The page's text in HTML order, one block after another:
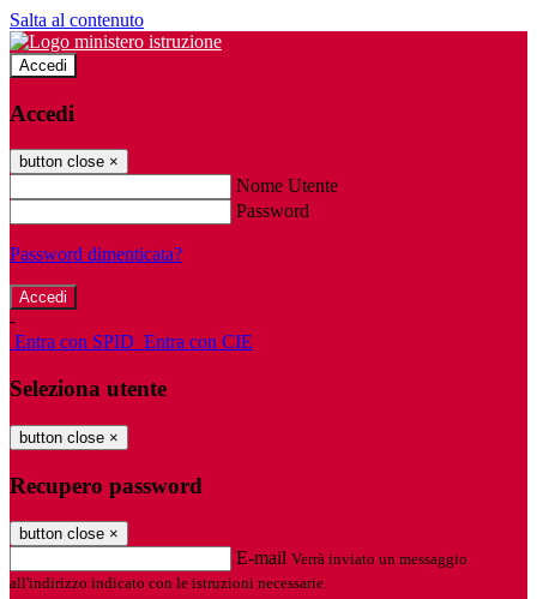
Salta al contenuto
Accedi
Accedi
button close ×
Nome Utente
Password
Password dimenticata?
-
Entra con SPID Entra con CIE
Seleziona utente
button close ×
Recupero password
button close ×
E-mail Verrà inviato un messaggio
all'indirizzo indicato con le istruzioni necessarie.